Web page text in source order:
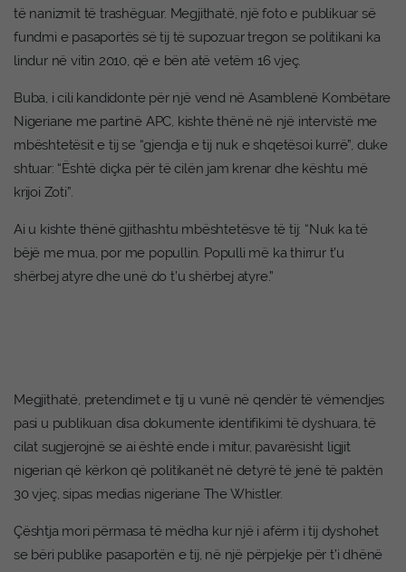
të nanizmit të trashëguar. Megjithatë, një foto e publikuar së
fundmi e pasaportës së tij të supozuar tregon se politikani ka
lindur në vitin 2010, që e bën atë vetëm 16 vjeç.
Buba, i cili kandidonte për një vend në Asamblenë Kombëtare
Nigeriane me partinë APC, kishte thënë në një intervistë me
mbështetësit e tij se “gjendja e tij nuk e shqetësoi kurrë”, duke
shtuar: “Është diçka për të cilën jam krenar dhe kështu më
krijoi Zoti”.
Ai u kishte thënë gjithashtu mbështetësve të tij: “Nuk ka të
bëjë me mua, por me popullin. Populli më ka thirrur t’u
shërbej atyre dhe unë do t’u shërbej atyre.”
Megjithatë, pretendimet e tij u vunë në qendër të vëmendjes
pasi u publikuan disa dokumente identifikimi të dyshuara, të
cilat sugjerojnë se ai është ende i mitur, pavarësisht ligjit
nigerian që kërkon që politikanët në detyrë të jenë të paktën
30 vjeç, sipas medias nigeriane The Whistler.
Çështja mori përmasa të mëdha kur një i afërm i tij dyshohet
se bëri publike pasaportën e tij, në një përpjekje për t’i dhënë